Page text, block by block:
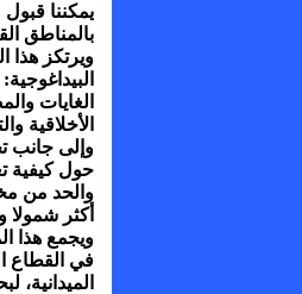
يمكننا
بالمناطق
ويرتكز هذا
الغايات
الأخلاقية
وإلى جانب
حول كيفية
والحد من
أكثر شمولا
ويجمع هذا
في القطاع